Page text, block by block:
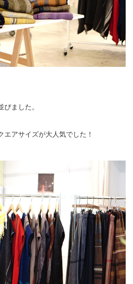
ました。
アサイズが大人気でした！